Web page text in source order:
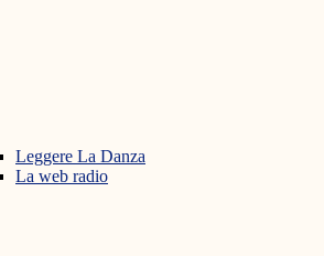
Leggere La Danza
La web radio